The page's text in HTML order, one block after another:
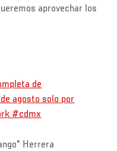
aprovechar los
de
agosto solo por
#cdmx
Herrera